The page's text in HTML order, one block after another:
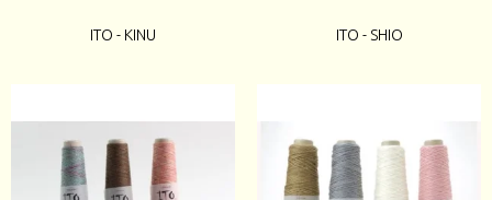
ITO - KINU ITO - SHIO